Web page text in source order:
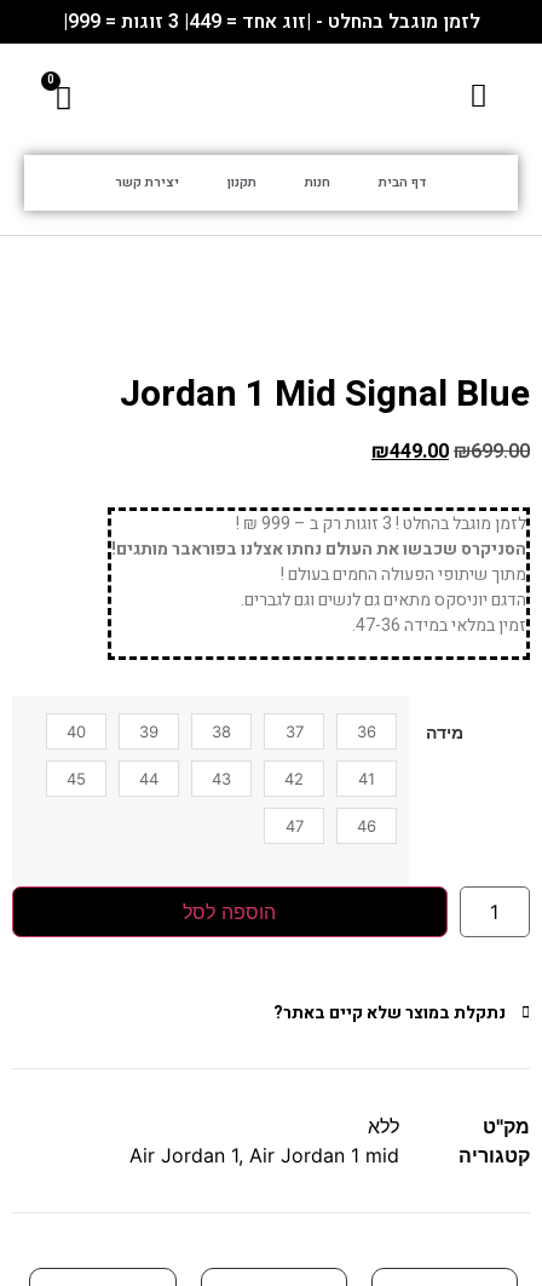
לזמן מוגבל בהחלט - |זוג אחד = 449| 3 זוגות = 999|
דף הבית חנות תקנון יצירת קשר
Jordan 1 Mid Signal Blue
₪699.00
₪449.00
לזמן מוגבל בהחלט ! 3 זוגות רק ב – 999 ₪ !
הסניקרס שכבשו את העולם נחתו אצלנו בפוראבר מותגים!
מתוך שיתופי הפעולה החמים בעולם !
הדגם יוניסקס מתאים גם לנשים וגם לגברים.
זמין במלאי במידה 47-36.
מידה 36
37
38
39
40
41
42
43
44
45
46
47
הוספה לסל
נתקלת במוצר שלא קיים באתר?
מק"ט
ללא
קטגוריה
Air Jordan 1, Air Jordan 1 mid